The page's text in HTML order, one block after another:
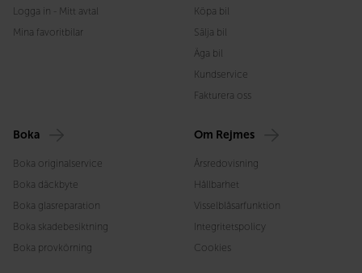
Logga in - Mitt avtal
Mina favoritbilar
Köpa bil
Sälja bil
Äga bil
Kundservice
Fakturera oss
Boka
Boka originalservice
Boka däckbyte
Boka glasreparation
Boka skadebesiktning
Boka provkörning
Om Rejmes
Årsredovisning
Hållbarhet
Visselblåsarfunktion
Integritetspolicy
Cookies